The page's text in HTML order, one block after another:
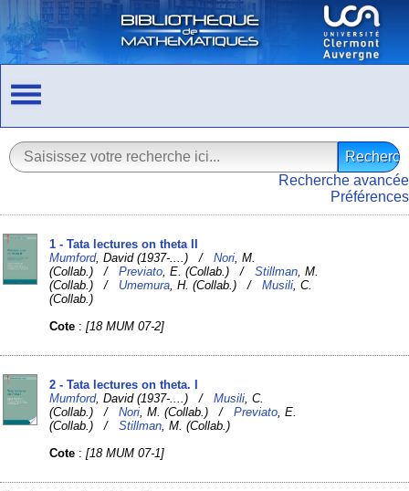
Recherche avancée
Préférences
1 - Tata lectures on theta II
Mumford, David (1937-....) /Nori , M.
(Collab.) /Previato , E. (Collab.) /Stillman , M.
(Collab.) / Umemura , H. (Collab.) /Musili , C.
(Collab.)
Cote :[18 MUM 07-2]
2 - Tata lectures on theta. I
Mumford, David (1937-....) /Musili , C.
(Collab.) /Nori , M. (Collab.) /Previato , E.
(Collab.) /Stillman , M. (Collab.)
Cote :[18 MUM 07-1]